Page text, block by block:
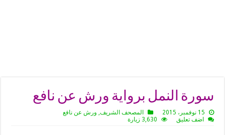
سورة النمل برواية ورش عن نافع
15 نوفمبر، 2015 المصحف الشريف, ورش عن نافع
اضف تعليق
3,630 زيارة